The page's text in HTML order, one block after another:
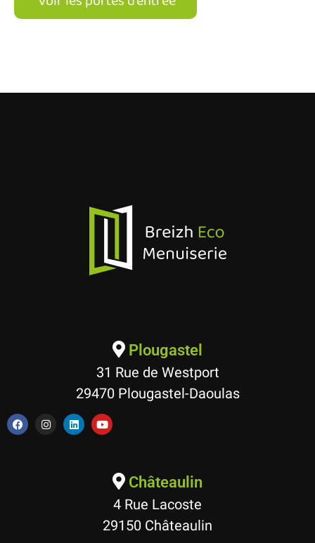
Plougastel
31 Rue de Westport
29470 Plougastel-Daoulas
Châteaulin
4 Rue Lacoste
29150 Châteaulin